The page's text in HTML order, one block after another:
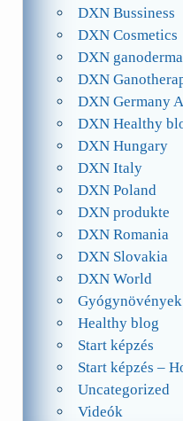
DXN Bussiness
DXN Cosmetics
DXN
DXN
DXN Germany
DXN Healthy
DXN Hungary
DXN Italy
DXN Poland
DXN produkte
DXN Romania
DXN Slovakia
DXN World
Healthy blog
Start képzés
Start képzés –
Uncategorized
Videók